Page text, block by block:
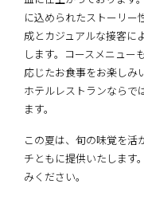
に込められたストーリー
成とカジュアルな接客に
します。コースメニュー
応じたお食事をお楽しみ
ホテルレストランならで
ます。
この夏は、旬の味覚を活
チともに提供いたします
みください。